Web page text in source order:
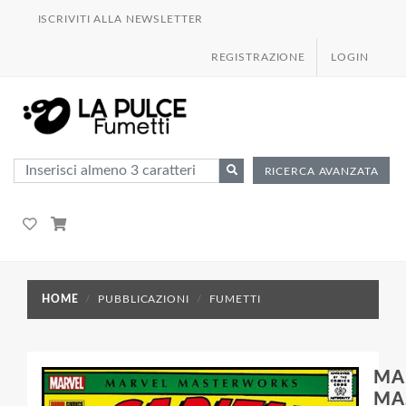
ISCRIVITI ALLA NEWSLETTER
REGISTRAZIONE LOGIN
RICERCA AVANZATA
HOME PUBBLICAZIONI FUMETTI